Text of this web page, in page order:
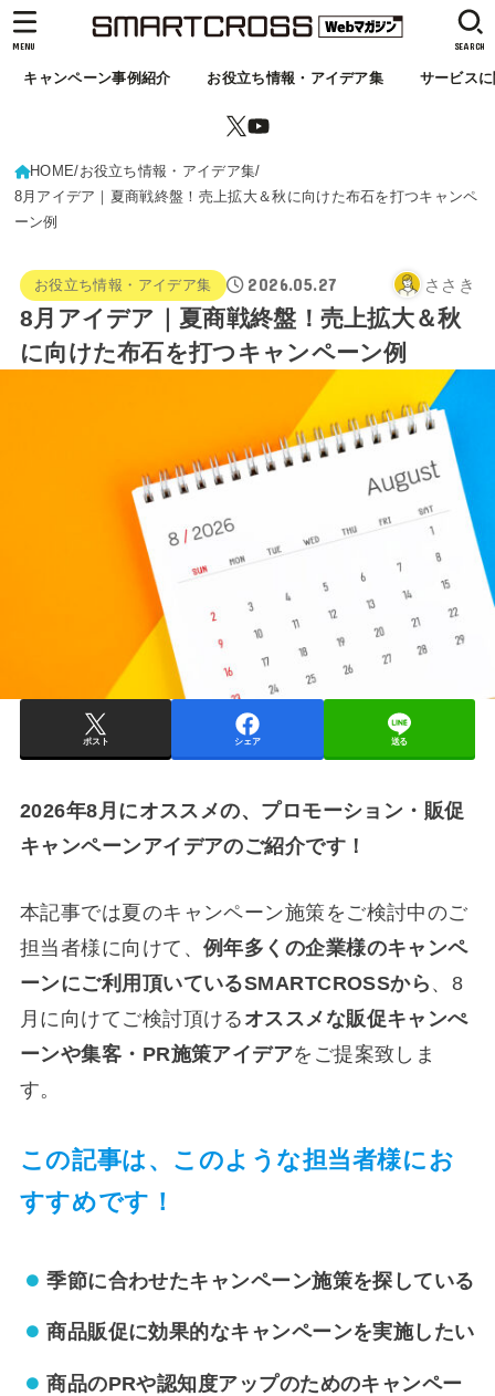
キャンペーン事例紹介 お役立ち情報・アイデア集 サービス
SEARCH
MENU
HOME お役立ち情報・アイデア集
8月アイデア｜夏商戦終盤！売上拡大＆秋に向けた布石を打つキャンペ
ーン例
お役立ち情報・アイデア集 2026.05.27 ささき
8月アイデア｜夏商戦終盤！売上拡大＆秋
に向けた布石を打つキャンペーン例
ポスト シェア 送る
2026年8月にオススメの、 プロモーション・販促
キャンペーンアイデアのご紹介です！
本記事では夏のキャンペーン施策をご検討中のご
担当者様に向けて、 例年多くの企業様のキャンペ
ーンにご利用頂いているSMARTCROSSから 、8
月に向けてご検討頂ける オススメな販促キャンぺ
ーンや集客・PR施策アイデアをご提案致しま
す。
この記事は、このような担当者様にお
すすめです！
季節に合わせたキャンペーン施策を探している
商品販促に効果的なキャンペーンを実施したい
商品のPRや認知度アップのためのキャンペー